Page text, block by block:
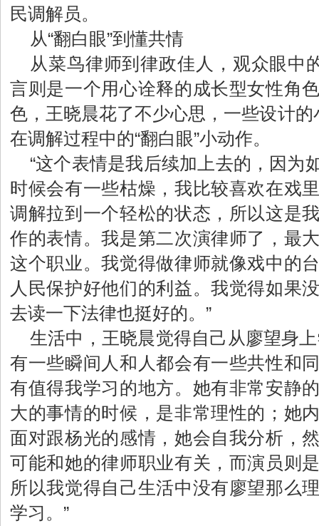
民调解员。
从“翻白眼”到懂共情
从菜鸟律师到律政佳人，观众眼中
言则是一个用心诠释的成长型女性角
色，王晓晨花了不少心思，一些设计的
在调解过程中的“翻白眼”小动作。
“这个表情是我后续加上去的，因为
时候会有一些枯燥，我比较喜欢在戏
调解拉到一个轻松的状态，所以这是
作的表情。我是第二次演律师了，最
这个职业。我觉得做律师就像戏中的
人民保护好他们的利益。我觉得如果
去读一下法律也挺好的。”
生活中，王晓晨觉得自己从廖望身
有一些瞬间人和人都会有一些共性和
有值得我学习的地方。她有非常安静
大的事情的时候，是非常理性的；她
面对跟杨光的感情，她会自我分析，
可能和她的律师职业有关，而演员则
所以我觉得自己生活中没有廖望那么
学习。”